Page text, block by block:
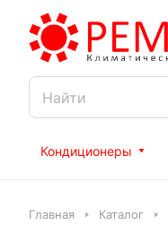
Кондиционеры
Главная Каталог